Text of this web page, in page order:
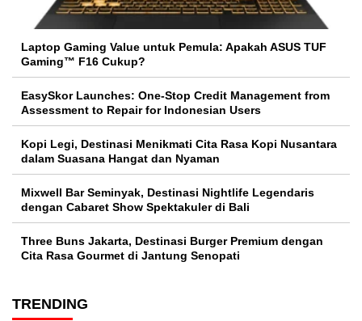
Laptop Gaming Value untuk Pemula: Apakah ASUS TUF
Gaming™ F16 Cukup?
EasySkor Launches: One-Stop Credit Management from
Assessment to Repair for Indonesian Users
Kopi Legi, Destinasi Menikmati Cita Rasa Kopi Nusantara
dalam Suasana Hangat dan Nyaman
Mixwell Bar Seminyak, Destinasi Nightlife Legendaris
dengan Cabaret Show Spektakuler di Bali
Three Buns Jakarta, Destinasi Burger Premium dengan
Cita Rasa Gourmet di Jantung Senopati
TRENDING